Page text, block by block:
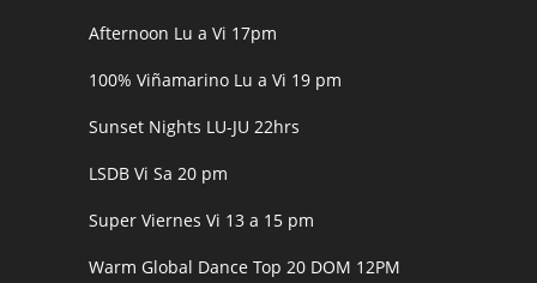
Afternoon Lu a Vi 17pm
100% Viñamarino Lu a Vi 19 pm
Sunset Nights LU-JU 22hrs
LSDB Vi Sa 20 pm
Super Viernes Vi 13 a 15 pm
Warm Global Dance Top 20 DOM 12PM